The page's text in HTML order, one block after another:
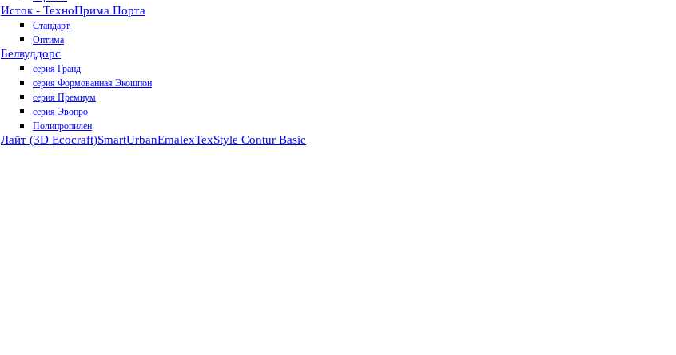
Исток - ТехноПрима Порта
Стандарт
Оптима
Белвуддорс
серия Гранд
серия Формованная Экошпон
серия Премиум
серия Эвопро
Полипропилен
Лайт (3D Ecocraft)SmartUrbanEmalexTexStyle Contur Basic